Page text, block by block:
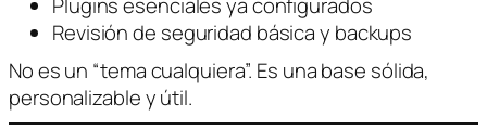
Revisión de seguridad básica y backups
No es un “tema cualquiera”. Es una base sólida,
personalizable y útil.